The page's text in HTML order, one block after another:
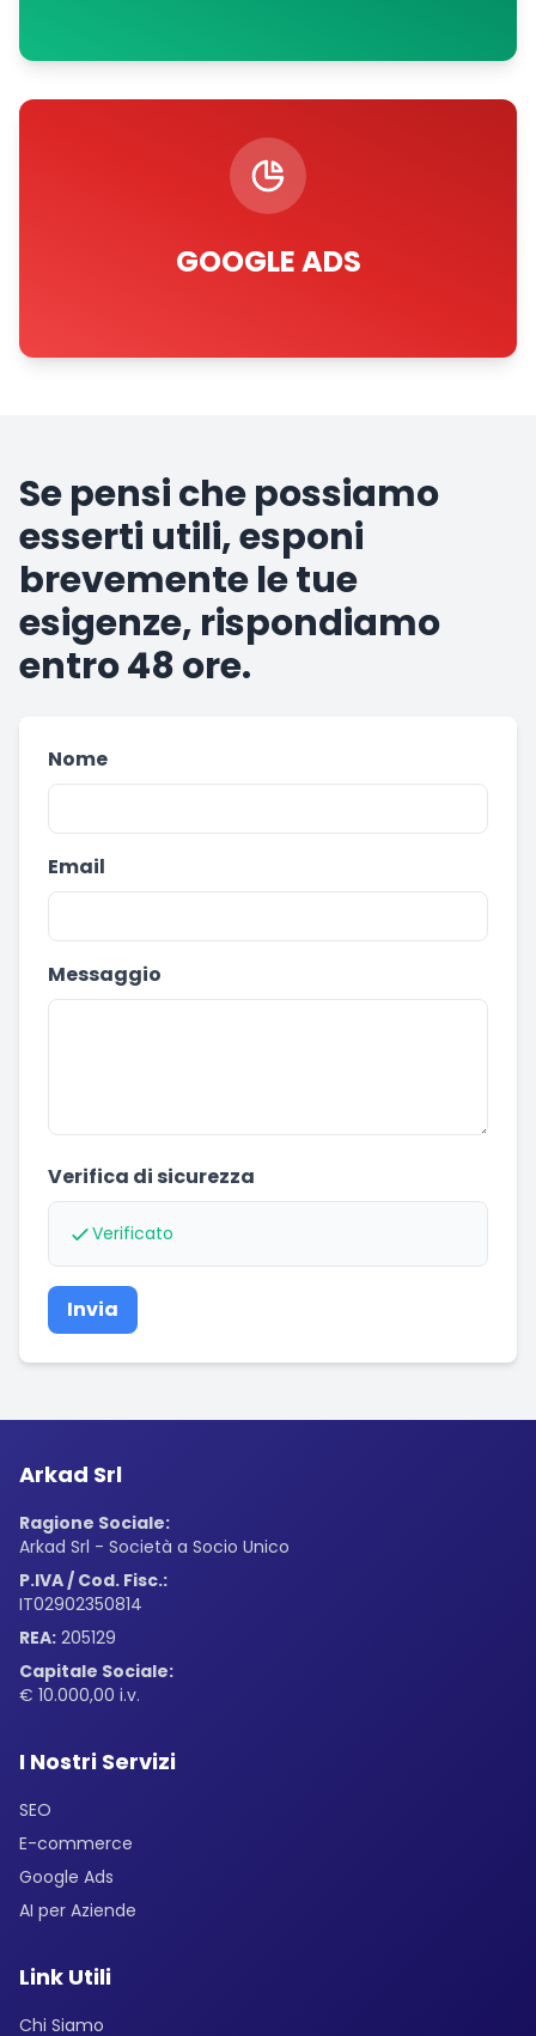
GOOGLE ADS
Se pensi che possiamo
esserti utili, esponi
brevemente le tue
esigenze, rispondiamo
entro 48 ore.
Nome
Email
Messaggio
Verifica di sicurezza
Verificato
Invia
Arkad Srl
Ragione Sociale:
Arkad Srl - Società a Socio Unico
P.IVA / Cod. Fisc.:
IT02902350814
REA: 205129
Capitale Sociale:
€ 10.000,00 i.v.
I Nostri Servizi
SEO
E-commerce
Google Ads
AI per Aziende
Link Utili
Chi Siamo